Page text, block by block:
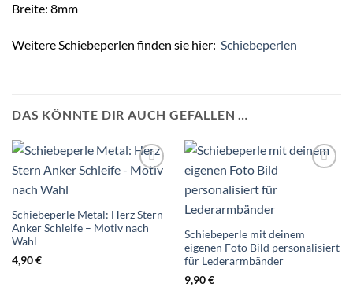
Breite: 8mm
Weitere Schiebeperlen finden sie hier: Schiebeperlen
DAS KÖNNTE DIR AUCH GEFALLEN …
Schiebeperle Metal: Herz Stern
Anker Schleife – Motiv nach
Wahl
4,90€
Schiebeperle mit deinem
eigenen Foto Bild personalisiert
für Lederarmbänder
9,90€